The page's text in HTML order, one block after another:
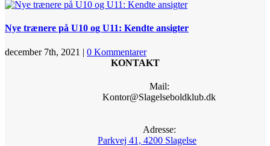
Nye trænere på U10 og U11: Kendte ansigter
december 7th, 2021 | 0 Kommentarer
KONTAKT
Mail:
Kontor@Slagelseboldklub.dk
Adresse:
Parkvej 41, 4200 Slagelse